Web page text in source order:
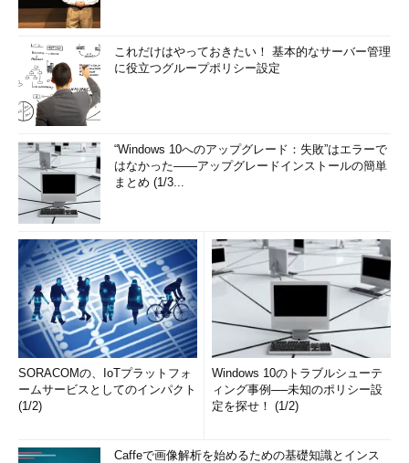
これだけはやっておきたい！ 基本的なサーバー管理
に役立つグループポリシー設定
“Windows 10へのアップグレード：失敗”はエラーで
はなかった――アップグレードインストールの簡単
まとめ (1/3...
SORACOMの、IoTプラットフォ
ームサービスとしてのインパクト
(1/2)
Windows 10のトラブルシューテ
ィング事例──未知のポリシー設
定を探せ！ (1/2)
Caffeで画像解析を始めるための基礎知識とインス